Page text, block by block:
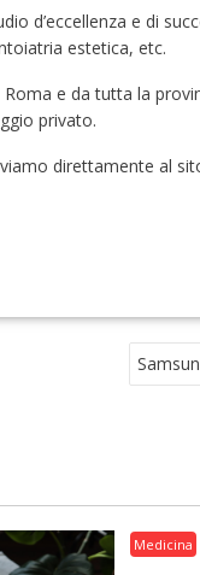
d’eccellenza e di
estetica, etc.
e da tutta la
privato.
direttamente al
Medicina